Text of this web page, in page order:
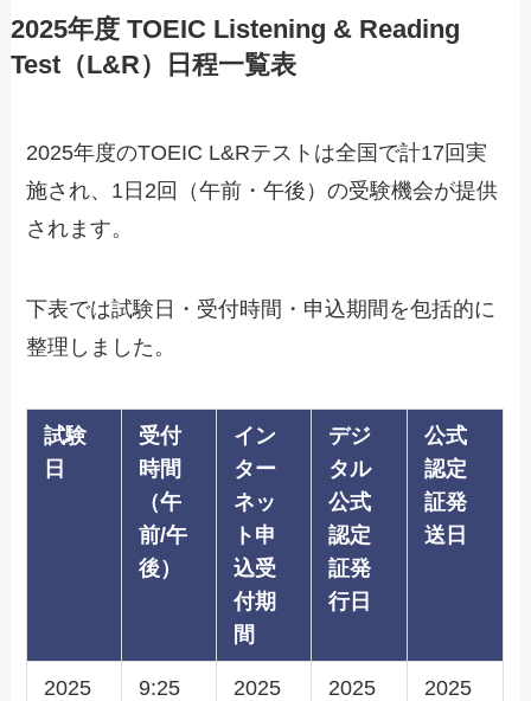
2025年度 TOEIC Listening & Reading
Test（L&R）日程一覧表
2025年度のTOEIC L&Rテストは全国で計17回実
施され、1日2回（午前・午後）の受験機会が提供
されます。
下表では試験日・受付時間・申込期間を包括的に
整理しました。
試験
日
受付
時間
（午
前/午
後）
イン
ター
ネッ
ト申
込受
付期
間
デジ
タル
公式
認定
証発
行日
公式
認定
証発
送日
2025
9:25
2025
2025
2025